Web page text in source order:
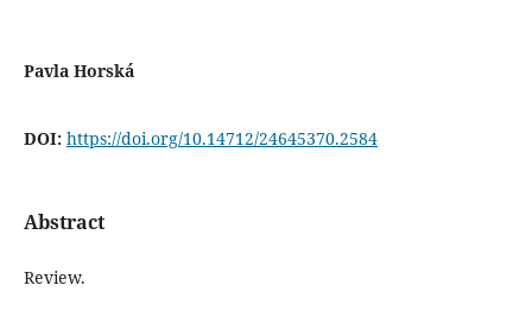
Pavla Horská
DOI: https://doi.org/10.14712/24645370.2584
Abstract
Review.